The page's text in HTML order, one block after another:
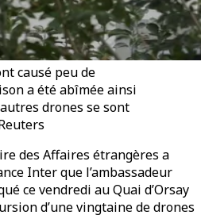
causé peu de
a été abîmée ainsi
drones se sont
des Affaires étrangères a
Inter que l’ambassadeur
ce vendredi au Quai d’Orsay
d’une vingtaine de drones